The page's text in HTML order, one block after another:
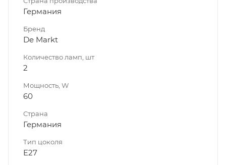
Германия
Бренд
De Markt
Количество ламп, шт
2
Мощность, W
60
Страна
Германия
Тип цоколя
E27